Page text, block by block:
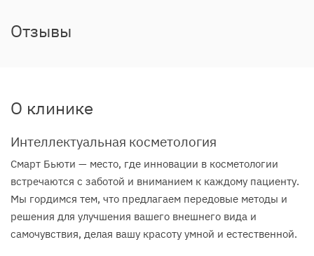
Отзывы
О клинике
Интеллектуальная косметология
Смарт Бьюти — место, где инновации в косметологии
встречаются с заботой и вниманием к каждому пациенту.
Мы гордимся тем, что предлагаем передовые методы и
решения для улучшения вашего внешнего вида и
самочувствия, делая вашу красоту умной и естественной.